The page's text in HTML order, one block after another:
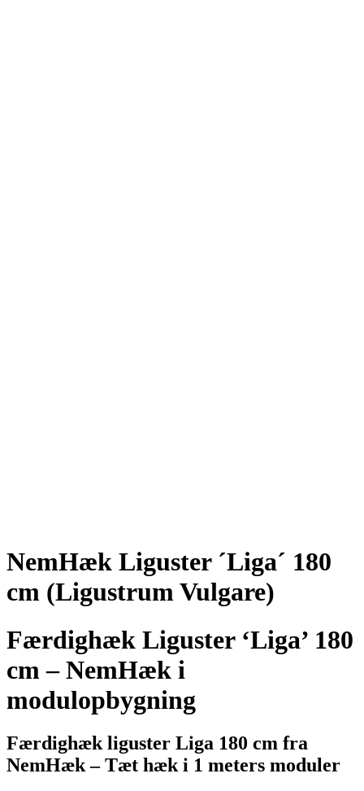
NemHæk Liguster ´Liga´ 180
cm (Ligustrum Vulgare)
Færdighæk Liguster ‘Liga’ 180
cm – NemHæk i
modulopbygning
Færdighæk liguster Liga 180 cm fra
NemHæk – Tæt hæk i 1 meters moduler